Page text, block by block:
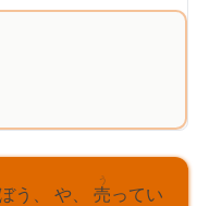
う、 や、 売
う
ってい